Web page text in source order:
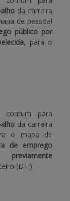
da carreira
de pessoal
público por
, para o
comum para
da carreira
o mapa de
de emprego
(DFI).